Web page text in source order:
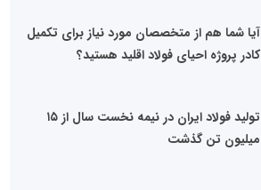
آیا شما هم از متخصصان مورد نیاز برای تکمیل
کادر پروژه احیای فولاد اقلید هستید؟
تولید فولاد ایران در نیمه نخست سال از ۱۵
میلیون تن گذشت